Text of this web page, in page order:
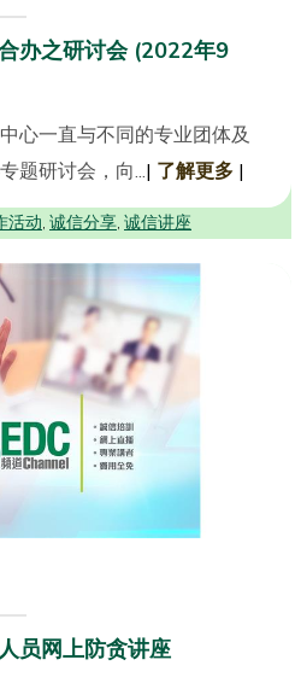
办之研讨会 (2022年9
心一直与不同的专业团体及
题研讨会，向...| 了解更多 |
活动, 诚信分享, 诚信讲座
员网上防贪讲座